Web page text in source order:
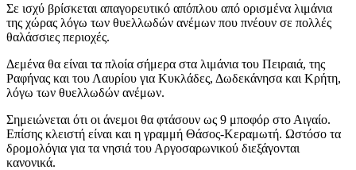
Σε ισχύ βρίσκεται απαγορευτικό απόπλου από ορισμένα λιμάνια
της χώρας λόγω των θυελλωδών ανέμων που πνέουν σε πολλές
θαλάσσιες περιοχές.
Δεμένα θα είναι τα πλοία σήμερα στα λιμάνια του Πειραιά, της
Ραφήνας και του Λαυρίου για Κυκλάδες, Δωδεκάνησα και Κρήτη,
λόγω των θυελλωδών ανέμων.
Σημειώνεται ότι οι άνεμοι θα φτάσουν ως 9 μποφόρ στο Αιγαίο.
Επίσης κλειστή είναι και η γραμμή Θάσος-Κεραμωτή. Ωστόσο τα
δρομολόγια για τα νησιά του Αργοσαρωνικού διεξάγονται
κανονικά.